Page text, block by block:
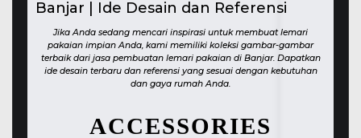
Jika Anda sedang mencari inspirasi untuk membuat lemari
pakaian impian Anda, kami memiliki koleksi gambar-gambar
terbaik dari jasa pembuatan lemari pakaian di Banjar. Dapatkan
ide desain terbaru dan referensi yang sesuai dengan kebutuhan
dan gaya rumah Anda.
ACCESSORIES